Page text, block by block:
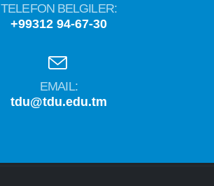
TELEFON BELGILER:
+99312 94-67-30
EMAIL:
tdu@tdu.edu.tm